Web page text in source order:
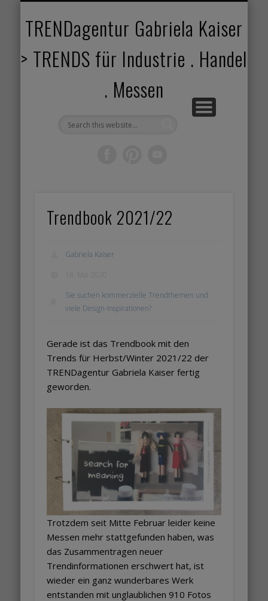
TRENDagentur Gabriela Kaiser
> TRENDS für Industrie . Handel
. Messen
Trendbook 2021/22
Gabriela Kaiser
Sie suchen kommerzielle Trendthemen und
viele Design-Inspirationen?
Gerade ist das Trendbook mit den
Trends für Herbst/Winter 2021/22 der
TRENDagentur Gabriela Kaiser fertig
geworden.
Trotzdem seit Mitte Februar leider keine
Messen mehr stattgefunden haben, was
das Zusammentragen neuer
Trendinformationen erschwert hat, ist
wieder ein ganz wunderbares Werk
entstanden mit unglaublichen 910 Fotos